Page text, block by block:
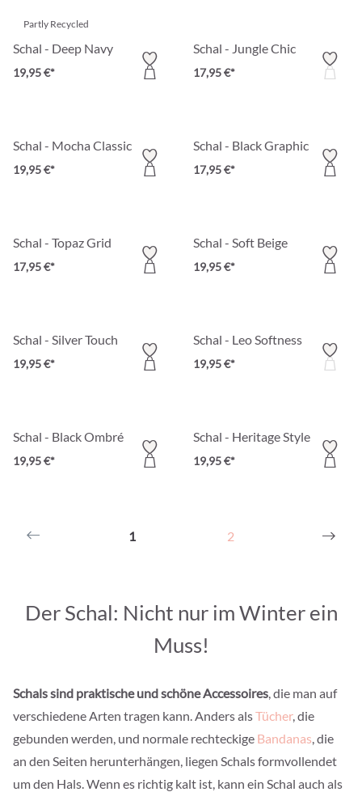
Partly Recycled
Schal - Deep Navy
19,95 €*
Schal - Jungle Chic
17,95 €*
Schal - Mocha Classic
19,95 €*
Schal - Black Graphic
17,95 €*
Schal - Topaz Grid
17,95 €*
Schal - Soft Beige
19,95 €*
Schal - Silver Touch
19,95 €*
Schal - Leo Softness
19,95 €*
Schal - Black Ombré
19,95 €*
Schal - Heritage Style
19,95 €*
1 2
Der Schal: Nicht nur im Winter ein
Muss!
Schals sind praktische und schöne Accessoires, die man auf
verschiedene Arten tragen kann. Anders alsTücher, die
gebunden werden, und normale rechteckige Bandanas, die
an den Seiten herunterhängen, liegen Schals formvollendet
um den Hals. Wenn es richtig kalt ist, kann ein Schal auch als